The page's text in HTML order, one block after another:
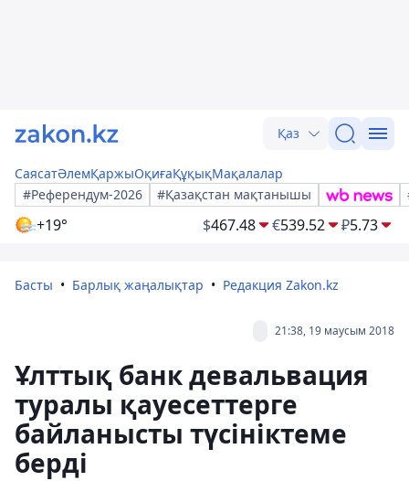
Қаз
СаясатӘлемҚаржыОқиғаҚұқықМақалалар
#Референдум-2026
#Қазақстан мақтанышы
+19° $467.48 €539.52 ₽5.73
Басты Барлық жаңалықтар Редакция Zakon.kz
21:38, 19 маусым 2018
Ұлттық банк девальвация
туралы қауесеттерге
байланысты түсініктеме
берді